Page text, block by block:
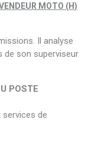
MOTO (H)
Il analyse
de son superviseur
POSTE
de